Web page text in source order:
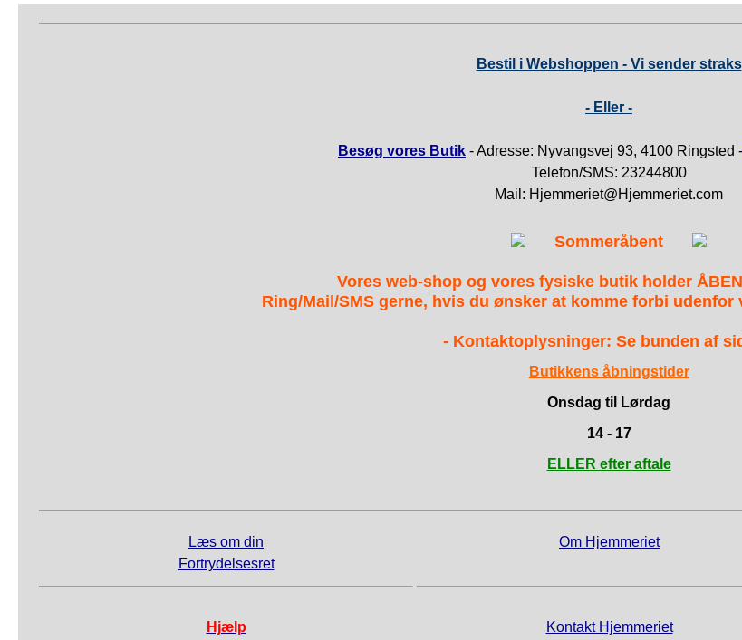
Bestil i Webshoppen - Vi sender straks
- Eller -
Besøg vores Butik - Adresse: Nyvangsvej 93, 4100 Ringsted -
Telefon/SMS: 23244800
Mail: Hjemmeriet@Hjemmeriet.com
Sommeråbent
Vores web-shop og vores fysiske butik holder
Ring/Mail/SMS gerne, hvis du ønsker at komme forbi
- Kontaktoplysninger: Se bunden af
Butikkens åbningstider
Onsdag til Lørdag
14 - 17
ELLER efter aftale
Læs om din
Fortrydelsesret
Om Hjemmeriet
Hjælp Kontakt Hjemmeriet